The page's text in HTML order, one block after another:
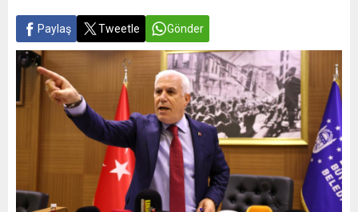
Paylaş Tweetle Gönder